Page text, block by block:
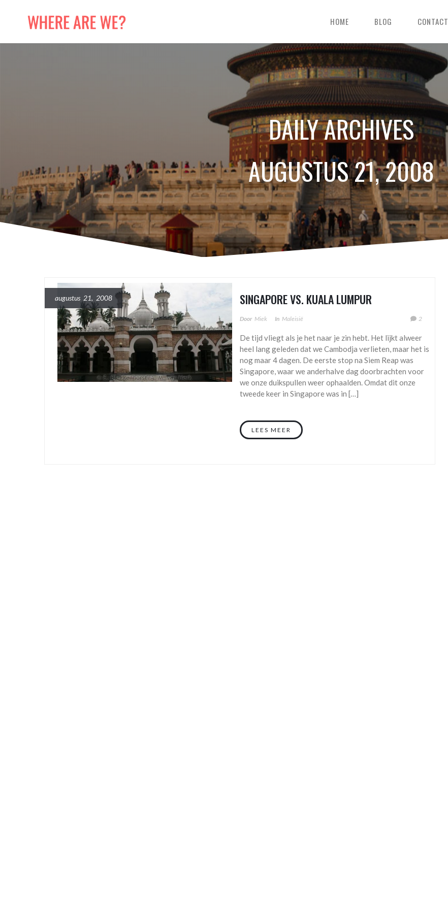
HOME BLOG CONTACT
DAILY ARCHIVES
AUGUSTUS 21, 2008
augustus 21, 2008 SINGAPORE VS. KUALA LUMPUR
Door Miek In Maleisië 2
De tijd vliegt als je het naar je zin hebt. Het lijkt alweer
heel lang geleden dat we Cambodja verlieten, maar het is
nog maar 4 dagen. De eerste stop na Siem Reap was
Singapore, waar we anderhalve dag doorbrachten voor
we onze duikspullen weer ophaalden. Omdat dit onze
tweede keer in Singapore was in […]
LEES MEER